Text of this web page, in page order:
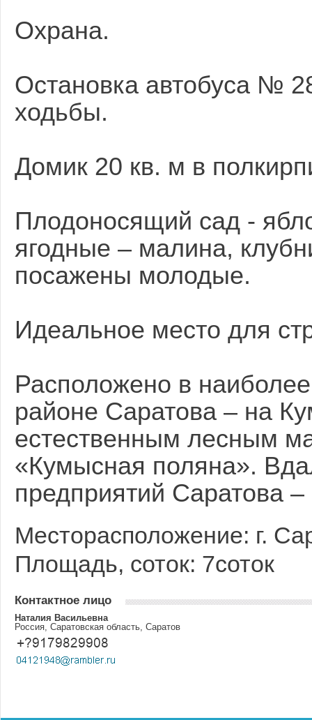
Охрана.
Остановка автобуса №
ходьбы.
Домик 20 кв. м в
Плодоносящий сад -
ягодные – малина,
посажены молодые.
Идеальное место для
Расположено в
районе Саратова – на
естественным лесным
«Кумысная поляна».
предприятий Саратова
Месторасположение: г.
Площадь, соток: 7соток
Контактное лицо
Наталия Васильевна
Россия, Саратовская область, Саратов